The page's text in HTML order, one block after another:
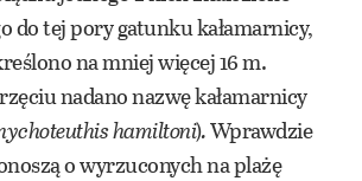
do tej pory gatunku kałamarnicy,
na mniej więcej 16 m.
nadano nazwę kałamarnicy
hamiltoni).Wprawdzie
o wyrzuconych na plażę